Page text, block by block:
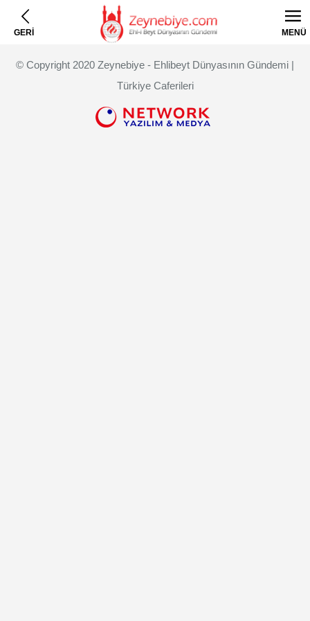
GERİ MENÜ
© Copyright 2020 Zeynebiye - Ehlibeyt Dünyasının Gündemi |
Türkiye Caferileri